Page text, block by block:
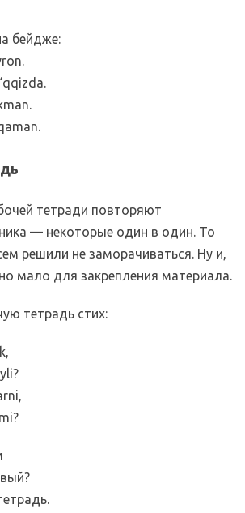
бейдже:
тетради повторяют
— некоторые один в один. То
решили не заморачиваться. Ну и,
мало для закрепления материала.
тетрадь стих: